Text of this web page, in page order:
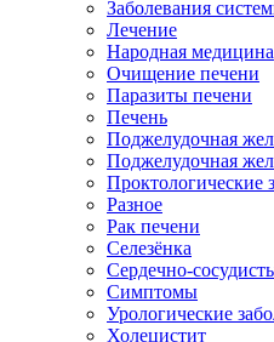
Заболевания
Лечение
Народная медицина
Очищение печени
Паразиты печени
Печень
Поджелудочная
Поджелудочная
Проктологические
Разное
Рак печени
Селезёнка
Сердечно-
Симптомы
Урологические
Холецистит